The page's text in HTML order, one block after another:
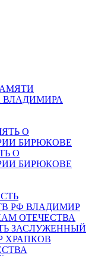
ВЛАДИМИРА
О
БИРЮКОВЕ
ЗАСЛУЖЕННЫЙ
ХРАПКОВ